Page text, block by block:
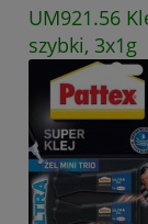
UM921.56
szybki, 3x1g